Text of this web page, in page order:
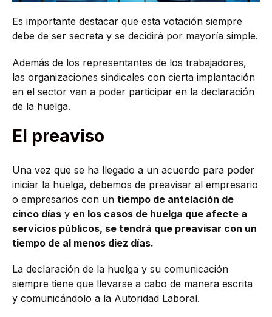
Es importante destacar que esta votación siempre
debe de ser secreta y se decidirá por mayoría simple.
Además de los representantes de los trabajadores,
las organizaciones sindicales con cierta implantación
en el sector van a poder participar en la declaración
de la huelga.
El preaviso
Una vez que se ha llegado a un acuerdo para poder
iniciar la huelga, debemos de preavisar al empresario
o empresarios con un tiempo de antelación de
cinco días y en los casos de huelga que afecte a
servicios públicos, se tendrá que preavisar con un
tiempo de al menos diez días.
La declaración de la huelga y su comunicación
siempre tiene que llevarse a cabo de manera escrita
y comunicándolo a la Autoridad Laboral.